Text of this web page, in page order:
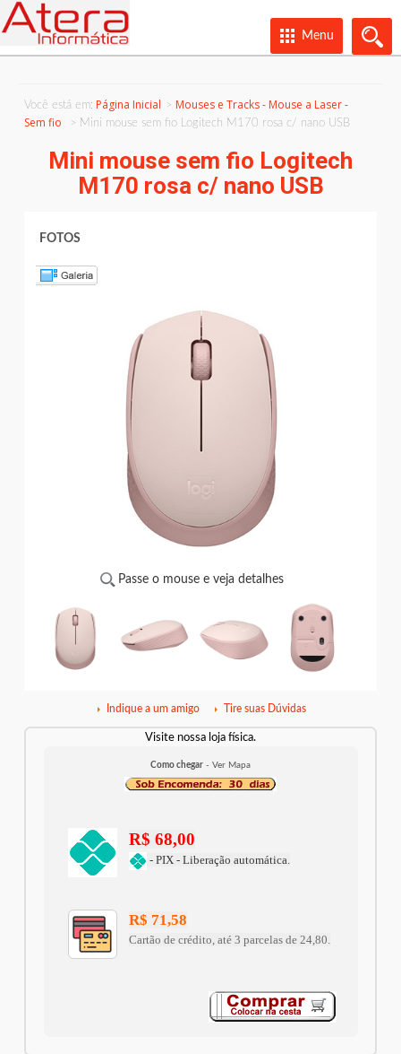
Menu
Você está em: Página Inicial
Mouses e Tracks - Mouse a Laser -
Sem fio
Mini mouse sem fio Logitech M170 rosa c/ nano USB
Mini mouse sem fio Logitech
M170 rosa c/ nano USB
FOTOS
Passe o mouse e veja detalhes
Indique a um amigo Tire suas Dúvidas
Visite nossa loja física.
Como chegar - Ver Mapa
R$ 68,00
- PIX - Liberação automática.
R$ 71,58
Cartão de crédito, até 3 parcelas de 24,80.